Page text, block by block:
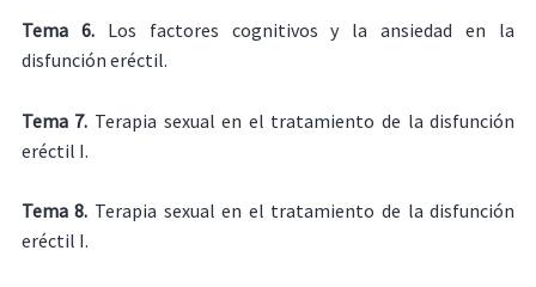
Tema 6. Los factores cognitivos y la ansiedad en la
disfunción eréctil.
Tema 7. Terapia sexual en el tratamiento de la disfunción
eréctil I.
Tema 8. Terapia sexual en el tratamiento de la disfunción
eréctil I.